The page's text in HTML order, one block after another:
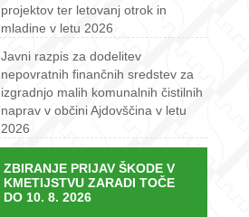
projektov ter letovanj otrok in
mladine v letu 2026
Javni razpis za dodelitev
nepovratnih finančnih sredstev za
izgradnjo malih komunalnih čistilnih
naprav v občini Ajdovščina v letu
2026
ZBIRANJE PRIJAV ŠKODE V
KMETIJSTVU ZARADI TOČE
DO 10. 8. 2026